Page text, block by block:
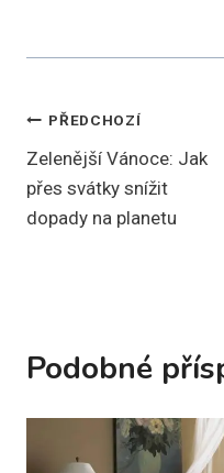
Navigace
pro
příspěvek
PŘEDCHOZÍ
Zelenější Vánoce: Jak
přes svátky snížit
dopady na planetu
Podobné